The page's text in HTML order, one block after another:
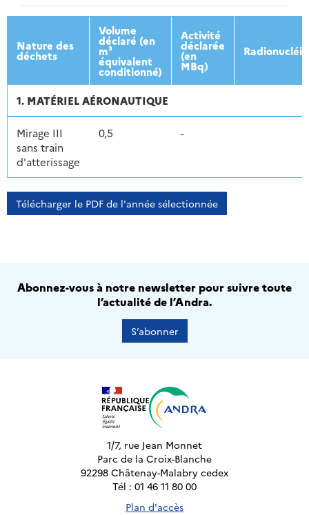
2013 2014 2015 2016
Nature des
déchets
Volume
déclaré (en
m³
équivalent
conditionné)
Activité
déclarée
(en
MBq)
1. MATÉRIEL AÉRONAUTIQUE
Mirage III
sans train
d'atterissage
0,5 -
Télécharger le PDF de l'année sélectionnée
Abonnez-vous à notre newsletter pour suivre toute
l’actualité de l’Andra.
S’abonner
1/7, rue Jean Monnet
Parc de la Croix-Blanche
92298 Châtenay-Malabry cedex
Tél : 01 46 11 80 00
Plan d'accès